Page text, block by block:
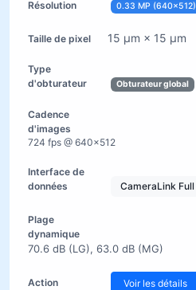
0.33 MP (640×512)
15 µm × 15 µm
Obturateur global
724 fps @ 640×512
CameraLink Full
70.6 dB (LG), 63.0 dB (MG)
Voir les détails